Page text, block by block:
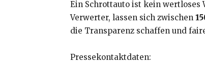
Ein Schrottauto ist kein wertloses
Verwerter, lassen sich zwischen
die Transparenz schaffen und
Pressekontaktdaten: